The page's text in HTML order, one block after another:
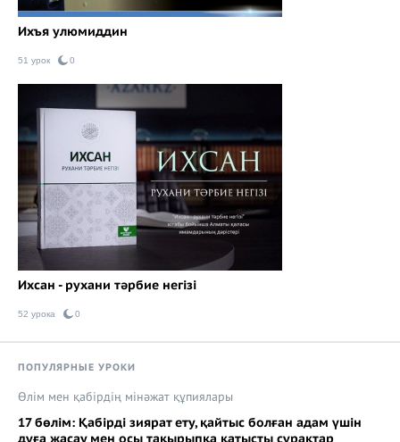
Ихъя улюмиддин
51 урок 0
Ихсан - рухани тәрбие негізі
52 урока 0
ПОПУЛЯРНЫЕ УРОКИ
Өлім мен қабірдің мінәжат құпиялары
17 бөлім: Қабірді зиярат ету, қайтыс болған адам үшін
дұға жасау мен осы тақырыпқа қатысты сұрақтар